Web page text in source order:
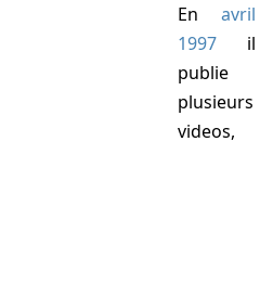
En avril
1997 il
publie
plusieurs
videos,